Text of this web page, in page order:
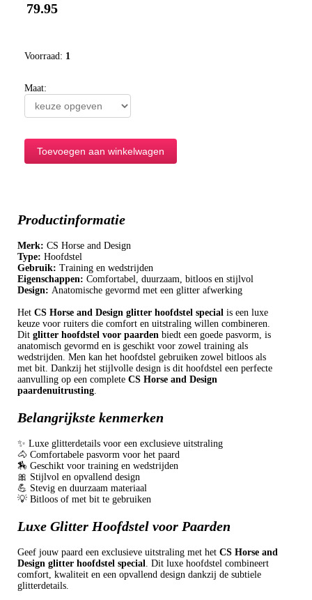
79.95
Voorraad: 1
Maat:
Productinformatie
Merk: CS Horse and Design
Type: Hoofdstel
Gebruik: Training en wedstrijden
Eigenschappen: Comfortabel, duurzaam, bitloos en stijlvol
Design: Anatomische gevormd met een glitter afwerking
Het CS Horse and Design glitter hoofdstel special is een luxe
keuze voor ruiters die comfort en uitstraling willen combineren.
Dit glitter hoofdstel voor paarden biedt een goede pasvorm, is
anatomisch gevormd en is geschikt voor zowel training als
wedstrijden. Men kan het hoofdstel gebruiken zowel bitloos als
met bit. Dankzij het stijlvolle design is dit hoofdstel een perfecte
aanvulling op een complete CS Horse and Design
paardenuitrusting.
Belangrijkste kenmerken
✨ Luxe glitterdetails voor een exclusieve uitstraling
🐴 Comfortabele pasvorm voor het paard
🏇 Geschikt voor training en wedstrijden
🎀 Stijlvol en opvallend design
💪 Stevig en duurzaam materiaal
💡 Bitloos of met bit te gebruiken
Luxe Glitter Hoofdstel voor Paarden
Geef jouw paard een exclusieve uitstraling met het CS Horse and
Design glitter hoofdstel special
. Dit luxe hoofdstel combineert
comfort, kwaliteit en een opvallend design dankzij de subtiele
glitterdetails.